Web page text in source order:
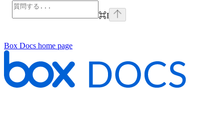
⌘I
Box Docs home page